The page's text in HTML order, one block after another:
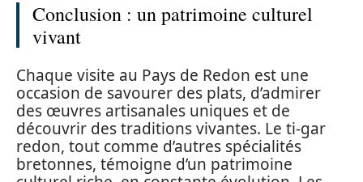
Conclusion : un patrimoine culturel
vivant
Chaque visite au Pays de Redon est une
occasion de savourer des plats, d’admirer
des œuvres artisanales uniques et de
découvrir des traditions vivantes. Le ti-gar
redon, tout comme d’autres spécialités
bretonnes, témoigne d’un patrimoine